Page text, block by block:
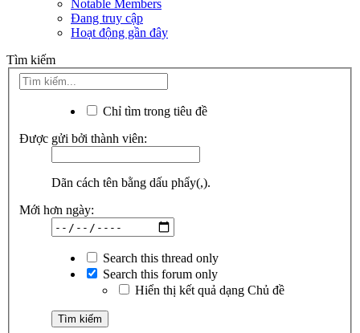
Notable Members
Đang truy cập
Hoạt động gần đây
Tìm kiếm
Chỉ tìm trong tiêu đề
Được gửi bởi thành viên:
Dãn cách tên bằng dấu phẩy(,).
Mới hơn ngày:
Search this thread only
Search this forum only
Hiển thị kết quả dạng Chủ đề